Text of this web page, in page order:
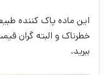
این ماده پاک کننده
خطرناک و البته گران
ببرید.